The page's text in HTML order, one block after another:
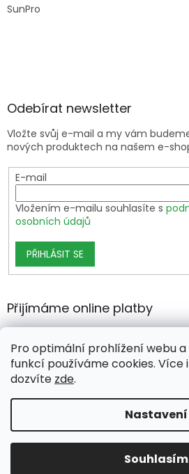
Pro optimální prohlížení webu
funkcí používáme cookies. Více
dozvíte zde.
Nastavení
Souhlasím
SunPro
Odebírat newsletter
Vložte svůj e-mail a my vám
nových produktech na našem e-
E-mail
Vložením e-mailu souhlasíte s
osobních údajů
PŘIHLÁSIT SE
Přijímáme online platby
Copyright 2026growshop.cz.
Upravit nastavení